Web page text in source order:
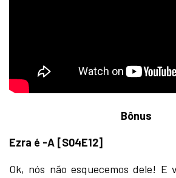
Bônus
Ezra é -A [S04E12]
Ok, nós não esquecemos dele! E